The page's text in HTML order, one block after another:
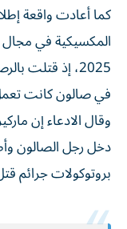
كما ‌أعادت واقعة
المكسيكية في مجال
2025، إذ
في ⁠صالون كانت تعمل
دخل رجل الصالون
بروتوكولات جرائم